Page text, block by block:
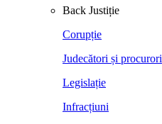
Back Justiție
Corupție
Judecători și procurori
Legislație
Infracțiuni